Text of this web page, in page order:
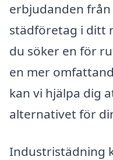
erbjudanden
städföretag i ditt
du söker en för
en mer
kan vi hjälpa dig
alternativet för
Industristädning